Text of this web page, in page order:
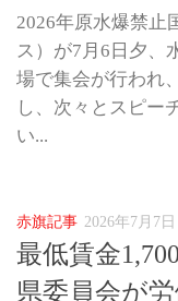
2026年原水爆禁止
ス）が7月6日夕、
場で集会が行われ
し、次々とスピー
い...
赤旗記事 2026年7月7日
最低賃金
県委員会が